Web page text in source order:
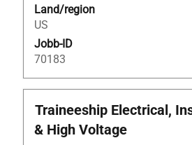
Land/region
US
Jobb-ID
70183
Titel
Traineeship Electrical,
& High Voltage
Klicka
på
blankstegstangenten